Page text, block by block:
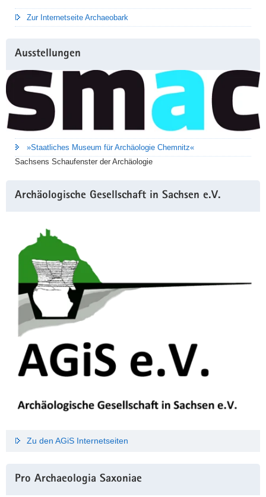
Zur Internetseite Archaeobark
Ausstellungen
»Staatliches Museum für Archäologie Chemnitz«
Sachsens Schaufenster der Archäologie
Archäologische Gesellschaft in Sachsen e.V.
Zu den AGiS Internetseiten
Pro Archaeologia Saxoniae